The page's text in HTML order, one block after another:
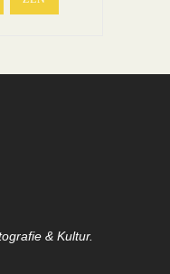
& Kultur.